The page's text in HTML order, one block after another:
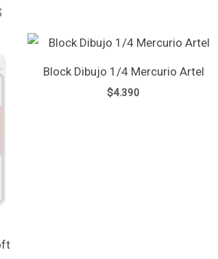
Block Dibujo 1/4 Mercurio Artel
$4.390